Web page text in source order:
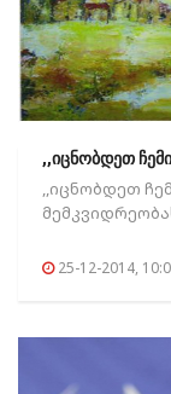
,,იცნობდეთ
,,იცნობდეთ
25-12-2014,